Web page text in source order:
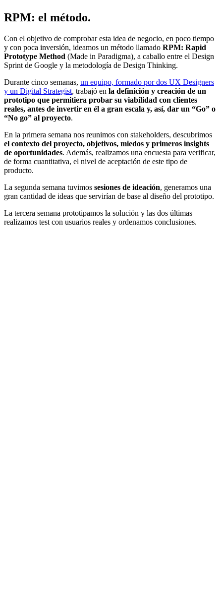
RPM: el método.
Con el objetivo de comprobar esta idea de negocio, en poco tiempo
y con poca inversión, ideamos un método llamado RPM: Rapid
Prototype Method (Made in Paradigma), a caballo entre el Design
Sprint de Google y la metodología de Design Thinking.
Durante cinco semanas, un equipo, formado por dos UX Designers
y un Digital Strategist, trabajó en la definición y creación de un
prototipo que permitiera probar su viabilidad con clientes
reales, antes de invertir en él a gran escala y, así, dar un “Go” o
“No go” al proyecto.
En la primera semana nos reunimos con stakeholders, descubrimos
el contexto del proyecto, objetivos, miedos y primeros insights
de oportunidades. Además, realizamos una encuesta para verificar,
de forma cuantitativa, el nivel de aceptación de este tipo de
producto.
La segunda semana tuvimos sesiones de ideación, generamos una
gran cantidad de ideas que servirían de base al diseño del prototipo.
La tercera semana prototipamos la solución y las dos últimas
realizamos test con usuarios reales y ordenamos conclusiones.